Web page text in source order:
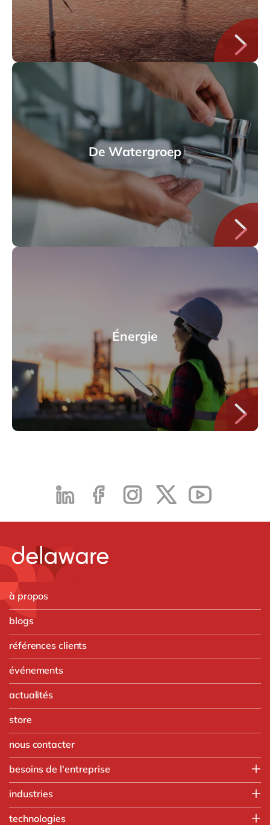
De Watergroep
Énergie
à propos
blogs
références clients
événements
actualités
store
nous contacter
besoins de l'entreprise
Opérations
industries
technologies